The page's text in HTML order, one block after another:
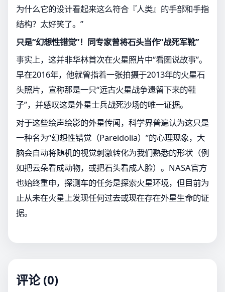
为什么它的设计看起来这么符合『人类』的手部和手指
结构？太好笑了。”
只是“幻想性错觉”！同专家曾将石头当作“战死军靴”
事实上，这并非华林首次在火星照片中“看图说故事”。
早在2016年，他就曾指着一张拍摄于2013年的火星石
头照片，宣称那是一只“远古火星战争遗留下来的鞋
子”，并感叹这是外星士兵战死沙场的唯一证据。
对于这些绘声绘影的外星传闻，科学界普遍认为这只是
一种名为“幻想性错觉（Pareidolia）”的心理现象，大
脑会自动将随机的视觉刺激转化为我们熟悉的形状（例
如把云朵看成动物，或把石头看成人脸）。NASA官方
也始终重申，探测车的任务是探索火星环境，但目前为
止从未在火星上发现任何过去或现在存在外星生命的证
据。
评论 (0)